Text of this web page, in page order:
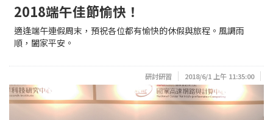
2018端午佳節愉快！
適逢端午連假周末，預祝各位都有愉快的休假與旅程。風調雨
順，闔家平安。
研討研習 2018/6/1 上午 11:35:00